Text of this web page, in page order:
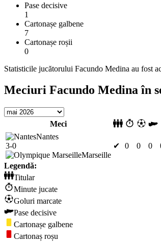
Pase decisive
1
Cartonașe galbene
7
Cartonașe roșii
0
Statisticile jucătorului Facundo Medina au fost
Meciuri Facundo Medina în
Meci
Nantes
3-0
Marseille
✔ 0 0 0
Legendă:
Titular
Minute jucate
Goluri marcate
Pase decisive
Cartonașe galbene
Cartonaș roșu